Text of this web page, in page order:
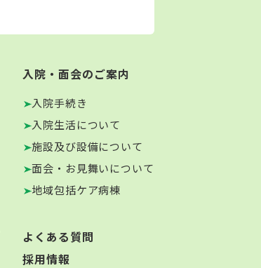
入院・面会のご案内
入院手続き
入院生活について
施設及び設備について
面会・お見舞いについて
地域包括ケア病棟
よくある質問
採用情報